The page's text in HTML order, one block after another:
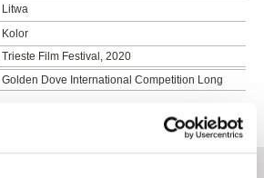
Litwa
Kolor
Trieste Film Festival, 2020
Thessaloniki Documentary Festival
Golden Dove International Competition Long
Prize of the Interreligious Jury and the FIPRESCI
International Critics Prize